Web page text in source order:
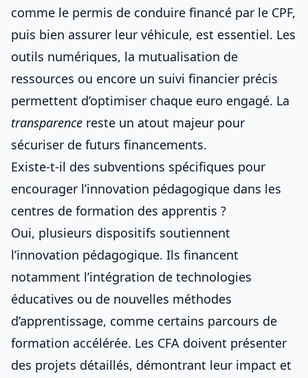
comme le permis de conduire financé par le CPF,
puis bien assurer leur véhicule, est essentiel. Les
outils numériques, la mutualisation de
ressources ou encore un suivi financier précis
permettent d’optimiser chaque euro engagé. La
transparence reste un atout majeur pour
sécuriser de futurs financements.
Existe-t-il des subventions spécifiques pour
encourager l’innovation pédagogique dans les
centres de formation des apprentis ?
Oui, plusieurs dispositifs soutiennent
l’innovation pédagogique. Ils financent
notamment l’intégration de technologies
éducatives ou de nouvelles méthodes
d’apprentissage, comme certains parcours de
formation accélérée. Les CFA doivent présenter
des projets détaillés, démontrant leur impact et